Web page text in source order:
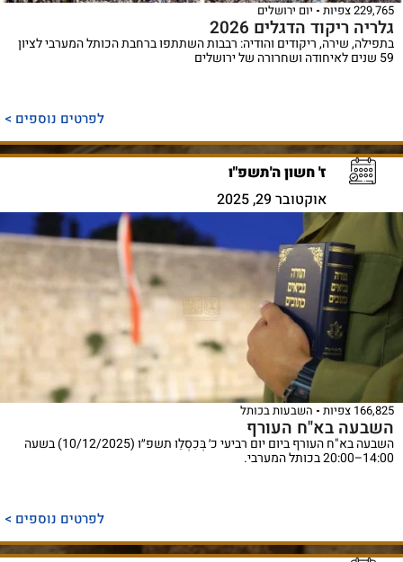
229,765 צפיות יום ירושלים
גלריה ריקוד הדגלים 2026
בתפילה, שירה, ריקודים והודיה: רבבות השתתפו ברחבת הכותל המערבי לציון
59 שנים לאיחודה ושחרורה של ירושלים
לפרטים נוספים >
ז' חשון ה'תשפ"ו
אוקטובר 29, 2025
166,825 צפיות השבעות בכותל
השבעה בא"ח העורף
השבעה בא"ח העורף ביום יום רביעי כ׳ בְּכִסְלֵו תשפ״ו (10/12/2025) בשעה
14:00–20:00 בכותל המערבי.
לפרטים נוספים >